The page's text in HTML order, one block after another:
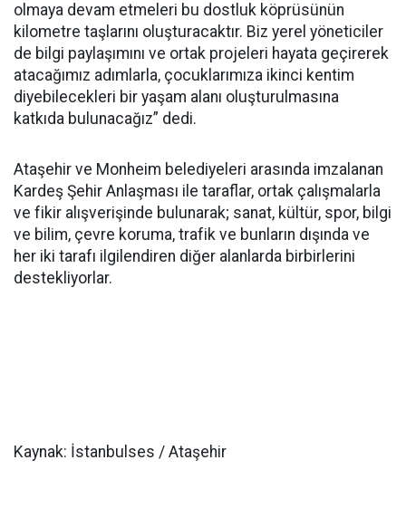
olmaya devam etmeleri bu dostluk köprüsünün
kilometre taşlarını oluşturacaktır. Biz yerel yöneticiler
de bilgi paylaşımını ve ortak projeleri hayata geçirerek
atacağımız adımlarla, çocuklarımıza ikinci kentim
diyebilecekleri bir yaşam alanı oluşturulmasına
katkıda bulunacağız” dedi.
Ataşehir ve Monheim belediyeleri arasında imzalanan
Kardeş Şehir Anlaşması ile taraflar, ortak çalışmalarla
ve fikir alışverişinde bulunarak; sanat, kültür, spor, bilgi
ve bilim, çevre koruma, trafik ve bunların dışında ve
her iki tarafı ilgilendiren diğer alanlarda birbirlerini
destekliyorlar.
Kaynak: İstanbulses / Ataşehir